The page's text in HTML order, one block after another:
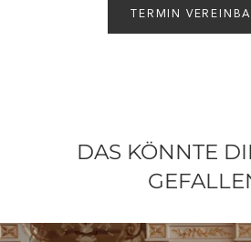
TERMIN
DAS KÖNNTE